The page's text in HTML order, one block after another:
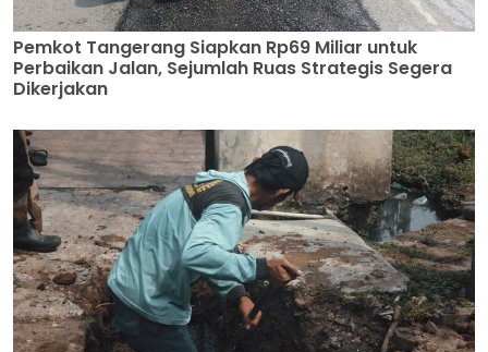
Pemkot Tangerang Siapkan Rp69 Miliar untuk
Perbaikan Jalan, Sejumlah Ruas Strategis Segera
Dikerjakan